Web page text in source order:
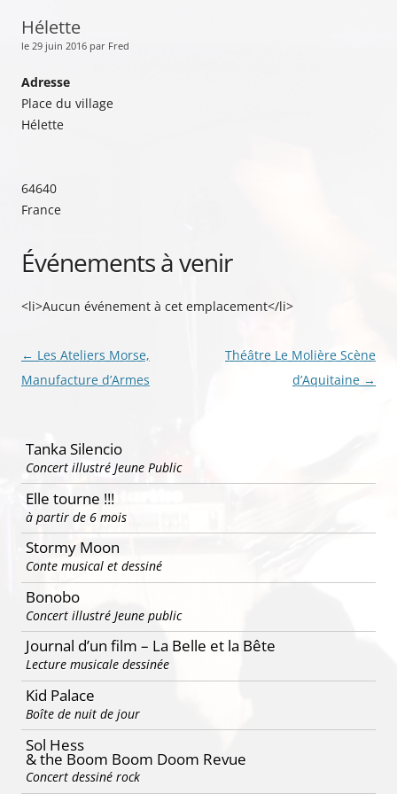
Hélette
le 29 juin 2016 par Fred
Adresse
Place du village
Hélette
64640
France
Événements à venir
<li>Aucun événement à cet emplacement</li>
Navigation
des
← Les Ateliers Morse,
Manufacture d’Armes
Théâtre Le Molière Scène
d’Aquitaine →
Tanka Silencio
Concert illustré Jeune Public
Elle tourne !!!
à partir de 6 mois
Stormy Moon
Conte musical et dessiné
Bonobo
Concert illustré Jeune public
Journal d’un film – La Belle et la Bête
Lecture musicale dessinée
Kid Palace
Boîte de nuit de jour
Sol Hess
& the Boom Boom Doom Revue
Concert dessiné rock